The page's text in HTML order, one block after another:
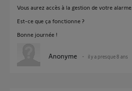
Vous aurez accès à la gestion de votre alarme.
Est-ce que ça fonctionne ?
Bonne journée !
Anonyme il y a presque 8 ans